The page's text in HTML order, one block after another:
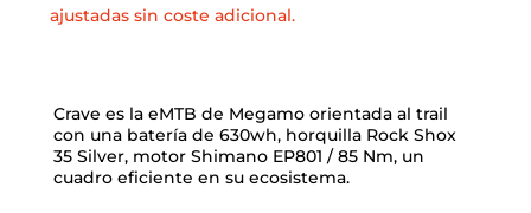
ajustadas sin coste adicional.
Crave es la eMTB de Megamo orientada al trail
con una batería de 630wh, horquilla Rock Shox
35 Silver, motor Shimano EP801 / 85 Nm, un
cuadro eficiente en su ecosistema.